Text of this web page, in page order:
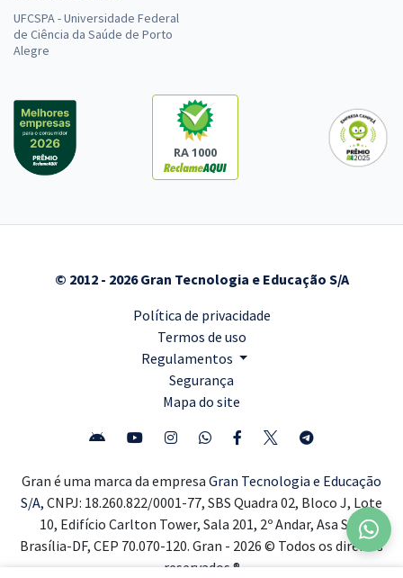
UFCSPA - Universidade Federal
de Ciência da Saúde de Porto
Alegre
RA 1000
© 2012 - 2026 Gran Tecnologia e Educação S/A
Política de privacidade
Termos de uso
Regulamentos
Segurança
Mapa do site
Gran é uma marca da empresa Gran Tecnologia e Educação
S/A, CNPJ: 18.260.822/0001-77, SBS Quadra 02, Bloco J, Lote
10, Edifício Carlton Tower, Sala 201, 2º Andar, Asa Sul,
Brasília-DF, CEP 70.070-120. Gran - 2026 © Todos os direitos
reservados ®